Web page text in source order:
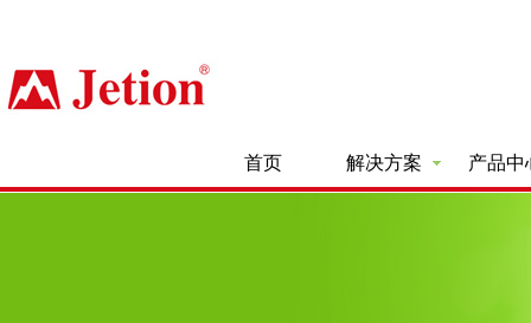
首页 解决方案 产品中